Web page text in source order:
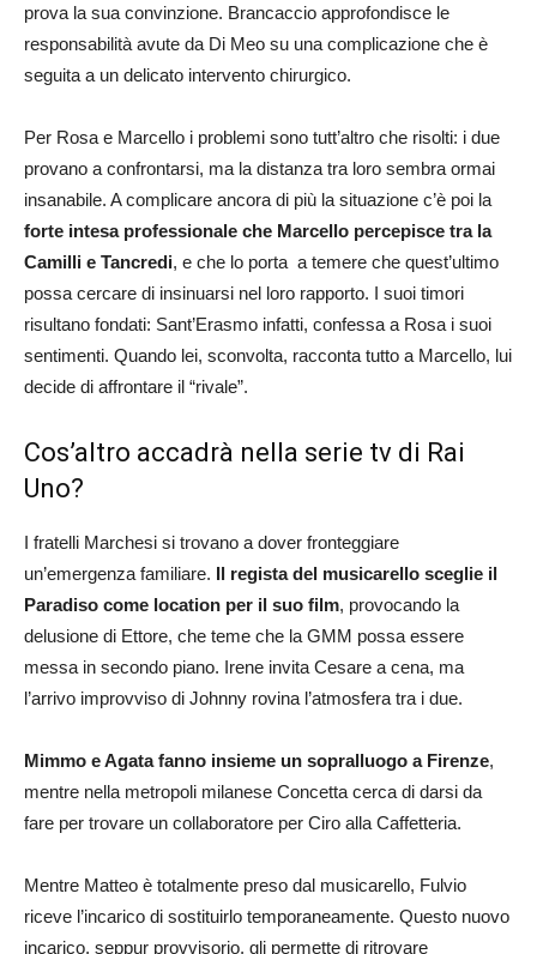
prova la sua convinzione. Brancaccio approfondisce le
responsabilità avute da Di Meo su una complicazione che è
seguita a un delicato intervento chirurgico.
Per Rosa e Marcello i problemi sono tutt’altro che risolti: i due
provano a confrontarsi, ma la distanza tra loro sembra ormai
insanabile. A complicare ancora di più la situazione c’è poi la
forte intesa professionale che Marcello percepisce tra la
Camilli e Tancredi, e che lo porta a temere che quest’ultimo
possa cercare di insinuarsi nel loro rapporto. I suoi timori
risultano fondati: Sant’Erasmo infatti, confessa a Rosa i suoi
sentimenti. Quando lei, sconvolta, racconta tutto a Marcello, lui
decide di affrontare il “rivale”.
Cos’altro accadrà nella serie tv di Rai
Uno?
I fratelli Marchesi si trovano a dover fronteggiare
un’emergenza familiare. Il regista del musicarello sceglie il
Paradiso come location per il suo film, provocando la
delusione di Ettore, che teme che la GMM possa essere
messa in secondo piano. Irene invita Cesare a cena, ma
l’arrivo improvviso di Johnny rovina l’atmosfera tra i due.
Mimmo e Agata fanno insieme un sopralluogo a Firenze,
mentre nella metropoli milanese Concetta cerca di darsi da
fare per trovare un collaboratore per Ciro alla Caffetteria.
Mentre Matteo è totalmente preso dal musicarello, Fulvio
riceve l’incarico di sostituirlo temporaneamente. Questo nuovo
incarico, seppur provvisorio, gli permette di ritrovare